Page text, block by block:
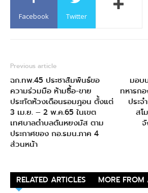
Facebook Twitter
Previous article
ฉก.ทพ.45 ประชาสัมพันธ์ขอ
ความร่วมมือ ห้ามซื้อ-ขาย
ประทัดห้วงเดือนรอมฎอน ตั้งแต่
3 เม.ย. – 2 พ.ค.65 ในเขต
เทศบาลตำบลตันหยงมัส ตาม
ประกาศของ กอ.รมน.ภาค 4
ส่วนหน้า
มอบ
ทหารก
ประ
สโ
RELATED ARTICLES MORE FROM